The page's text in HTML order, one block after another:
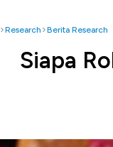
Research Berita Research
Siapa